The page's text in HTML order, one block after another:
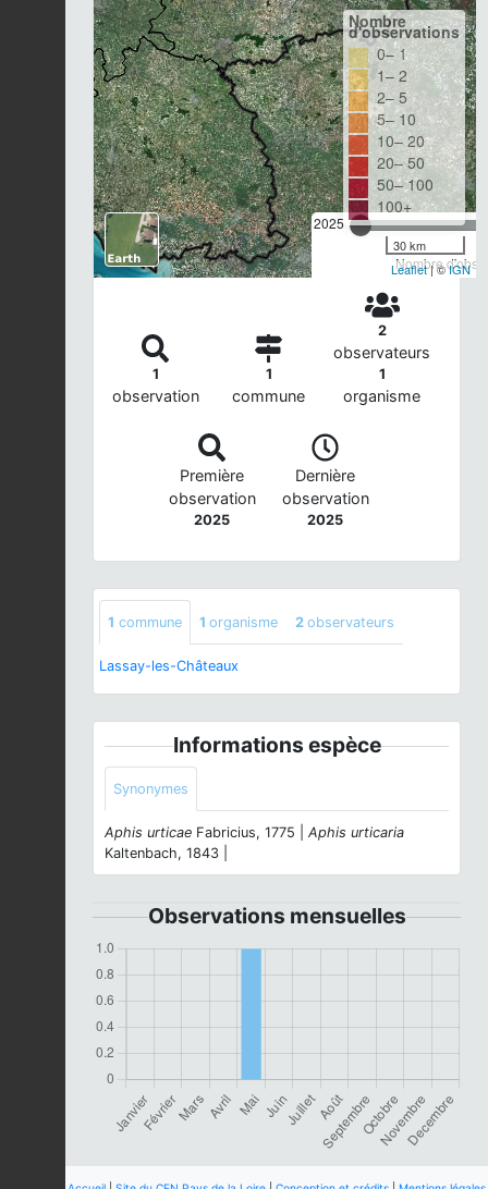
2025
Nombre
Nombre
d'observations
0– 1
1– 2
2– 5
5– 10
10– 20
20– 50
50– 100
100+
30 km
Leaflet| ©IGN
1
observation
1
commune
2
observateurs
1
organisme
Première
observation
2025
Dernière
observation
2025
1 commune 1 organisme 2 observateurs
Lassay-les-Châteaux
Informations espèce
Synonymes
Aphis urticae Fabricius, 1775 | Aphis urticaria
Kaltenbach, 1843 |
Observations mensuelles